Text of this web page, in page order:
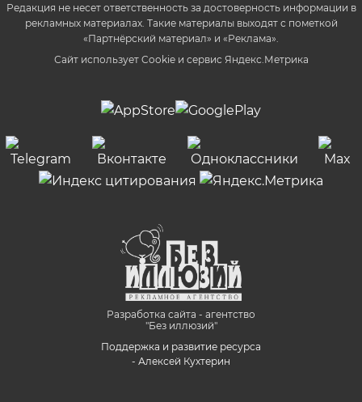
Редакция не несет ответственность за достоверность информации в
рекламных материалах. Такие материалы выходят с пометкой
«Партнёрский материал» и «Реклама».
Сайт использует Cookie и сервиc Яндекс.Метрика
Разработка сайта - агентство
"Без иллюзий"
Поддержка и развитие ресурса
- Алексей Кухтерин